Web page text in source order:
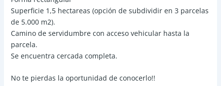
Superficie 1,5 hectareas (opción de subdividir en 3 parcelas
de 5.000 m2).
Camino de servidumbre con acceso vehicular hasta la
parcela.
Se encuentra cercada completa.
No te pierdas la oportunidad de conocerlo!!